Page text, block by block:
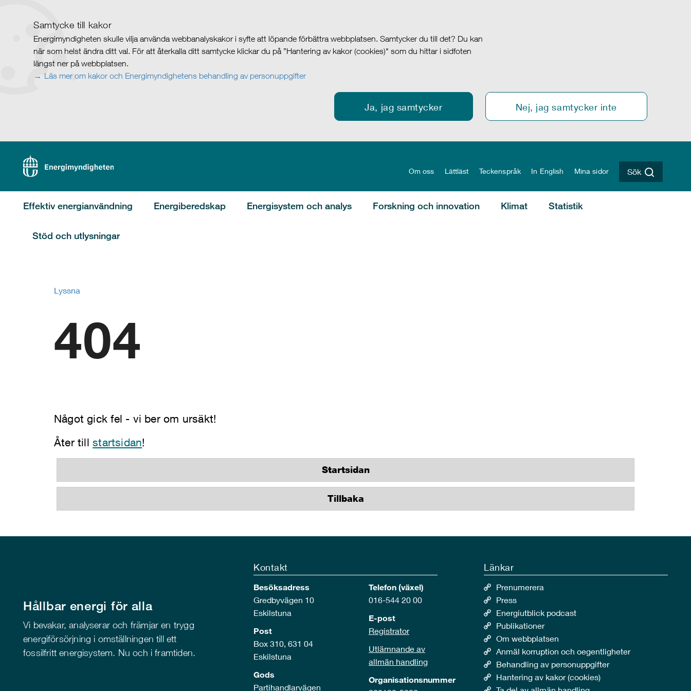
Samtycke till kakor
Energimyndigheten skulle vilja använda webbanalyskakor i syfte att löpande förbättra webbplatsen. Samtycker du till det? Du kan
när som helst ändra ditt val. För att återkalla ditt samtycke klickar du på ”Hantering av kakor (cookies)" som du hittar i sidfoten
längst ner på webbplatsen.
Läs mer om kakor och Energimyndighetens behandling av personuppgifter
Ja, jag samtycker Nej, jag samtycker inte
Om oss Lättläst Teckenspråk In English Mina sidor Sök
Effektiv energianvändning Energiberedskap Energisystem och analys Forskning och innovation Klimat Statistik
Stöd och utlysningar
Lyssna
404
Något gick fel - vi ber om ursäkt!
Åter tillstartsidan!
Startsidan
Tillbaka
Hållbar energi för alla
Vi bevakar, analyserar och främjar en trygg
energiförsörjning i omställningen till ett
fossilfritt energisystem. Nu och i framtiden.
Kontakt
Besöksadress
Gredbyvägen 10
Eskilstuna
Post
Box 310, 631 04
Eskilstuna
Gods
Partihandlarvägen
Telefon (växel)
016-544 20 00
E-post
Registrator
Utlämnande av
allmän handling
Organisationsnummer
Länkar
Prenumerera
Press
Energiutblick podcast
Publikationer
Om webbplatsen
Anmäl korruption och oegentligheter
Behandling av personuppgifter
Hantering av kakor (cookies)